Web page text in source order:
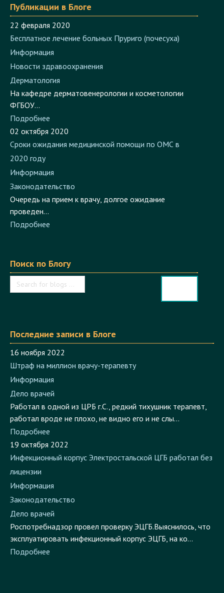
Публикации в Блоге
22 февраля 2020
Бесплатное лечение больных Пруриго (почесуха)
Информация
Новости здравоохранения
Дерматология
На кафедре дерматовенерологии и косметологии
ФГБОУ...
Подробнее
02 октября 2020
Сроки ожидания медицинской помощи по ОМС в
2020 году
Информация
Законодательство
Очередь на прием к врачу, долгое ожидание
проведен...
Подробнее
Поиск по Блогу
Последние записи в Блоге
16 ноября 2022
Штраф на миллион врачу-терапевту
Информация
Дело врачей
Работал в одной из ЦРБ г.С., редкий тихушник терапевт,
работал вроде не плохо, не видно его и не слы...
Подробнее
19 октября 2022
Инфекционный корпус Электростальской ЦГБ работал без
лицензии
Информация
Законодательство
Дело врачей
Роспотребнадзор провел проверку ЭЦГБ.Выяснилось, что
эксплуатировать инфекционный корпус ЭЦГБ, на ко...
Подробнее